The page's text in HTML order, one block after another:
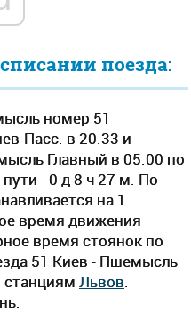
поезда:
номер 51
Пасс. в 20.33 и
Главный в 05.00 по
- 0 д 8 ч 27 м. По
на 1
время движения
время стоянок по
51 Киев - Пшемысль
станциям Львов